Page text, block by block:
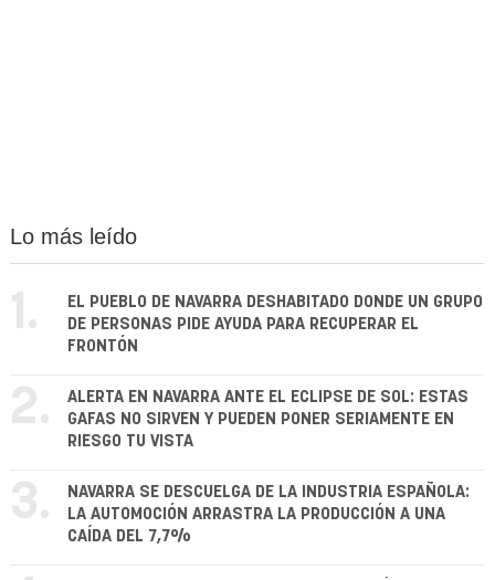
Lo más leído
1.
EL PUEBLO DE NAVARRA DESHABITADO DONDE UN GRUPO
DE PERSONAS PIDE AYUDA PARA RECUPERAR EL
FRONTÓN
2.
ALERTA EN NAVARRA ANTE EL ECLIPSE DE SOL: ESTAS
GAFAS NO SIRVEN Y PUEDEN PONER SERIAMENTE EN
RIESGO TU VISTA
3.
NAVARRA SE DESCUELGA DE LA INDUSTRIA ESPAÑOLA:
LA AUTOMOCIÓN ARRASTRA LA PRODUCCIÓN A UNA
CAÍDA DEL 7,7%